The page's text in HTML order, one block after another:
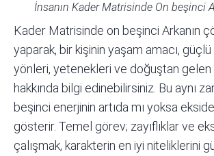
İnsanın Kader Matrisinde On beşinci
Kader Matrisinde on beşinci Arkanın
yaparak, bir kişinin yaşam amacı, güçlü
yönleri, yetenekleri ve doğuştan gelen
hakkında bilgi edinebilirsiniz. Bu aynı
beşinci enerjinin artıda mı yoksa
gösterir. Temel görev; zayıflıklar ve
çalışmak, karakterin en iyi niteliklerini